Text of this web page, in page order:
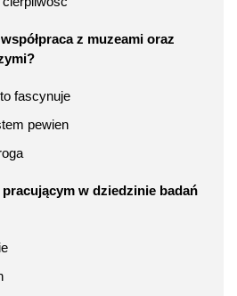
z muzeami oraz
fascynuje
pewien
w dziedzinie badań